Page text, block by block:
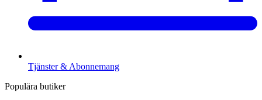
Tjänster & Abonnemang
Populära butiker